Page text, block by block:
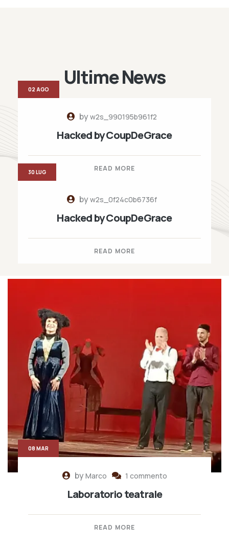
Ultime News
byw2s_990195b961f2
Hacked by CoupDeGrace
READ MORE
02 AGO
byw2s_0f24c0b6736f
Hacked by CoupDeGrace
READ MORE
30 LUG
byMarco 1 commento
Laboratorio teatrale
READ MORE
08 MAR